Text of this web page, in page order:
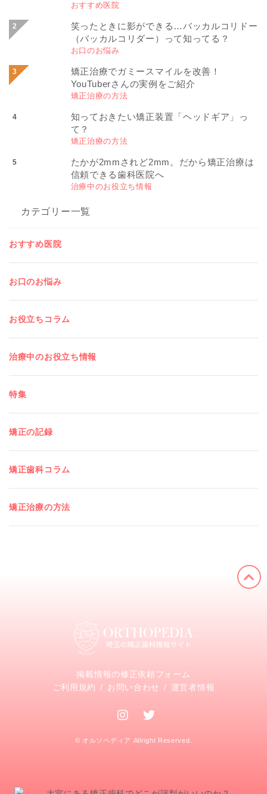
おすすめ医院
笑ったときに影ができる…バッカルコリドー
（バッカルコリダー）って知ってる？
お口のお悩み
矯正治療でガミースマイルを改善！
YouTuberさんの実例をご紹介
矯正治療の方法
知っておきたい矯正装置「ヘッドギア」っ
て？
矯正治療の方法
たかが2mmされど2mm。だから矯正治療は
信頼できる歯科医院へ
治療中のお役立ち情報
カテゴリー一覧
おすすめ医院
お口のお悩み
お役立ちコラム
治療中のお役立ち情報
特集
矯正の記録
矯正歯科コラム
矯正治療の方法
掲載情報の修正依頼フォーム
ご利用規約
お問い合わせ 運営者情報
© オルソペディア Allright Reserved.